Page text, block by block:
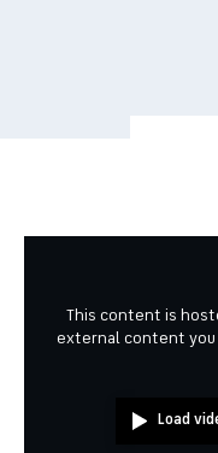
This content is
external content
Load